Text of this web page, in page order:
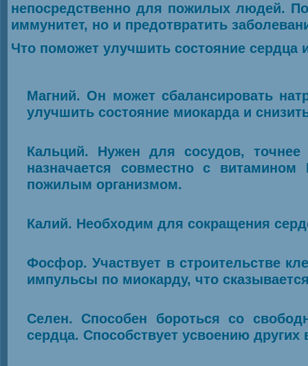
непосредственно для пожилых людей.
иммунитет, но и предотвратить
Что поможет улучшить состояние
Магний. Он может сбалансировать
улучшить состояние миокарда и
Кальций. Нужен для сосудов,
назначается совместно с
пожилым организмом.
Калий. Необходим для сокращения
Фосфор. Участвует в строительстве
импульсы по миокарду, что
Селен. Способен бороться со
сердца. Способствует усвоению